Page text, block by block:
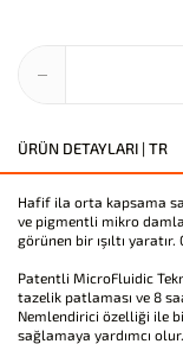
ÜRÜN DETAYLARI | TR
Hafif ila orta kapsama
ve pigmentli mikro
görünen bir ışıltı yaratır.
Patentli MicroFluidic
tazelik patlaması ve 8
Nemlendirici özelliği ile
sağlamaya yardımcı